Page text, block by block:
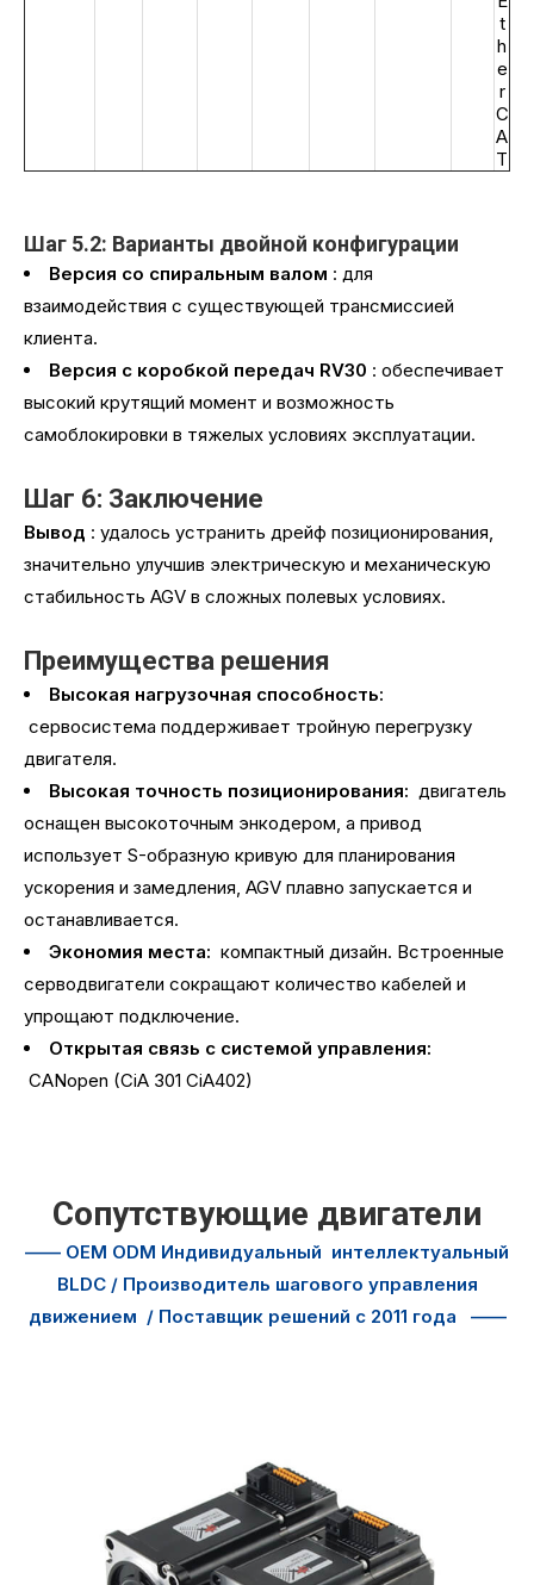
t
h
e
r
C
A
T
Шаг 5.2: Варианты двойной конфигурации
Версия со спиральным валом : для
взаимодействия с существующей трансмиссией
клиента.
Версия с коробкой передач RV30 : обеспечивает
высокий крутящий момент и возможность
самоблокировки в тяжелых условиях эксплуатации.
Шаг 6: Заключение
Вывод : удалось устранить дрейф позиционирования,
значительно улучшив электрическую и механическую
стабильность AGV в сложных полевых условиях.
Преимущества решения
Высокая нагрузочная способность:
сервосистема поддерживает тройную перегрузку
двигателя.
Высокая точность позиционирования: двигатель
оснащен высокоточным энкодером, а привод
использует S-образную кривую для планирования
ускорения и замедления, AGV плавно запускается и
останавливается.
Экономия места: компактный дизайн. Встроенные
серводвигатели сокращают количество кабелей и
упрощают подключение.
Открытая связь с системой управления:
CANopen (CiA 301 CiA402)
Сопутствующие двигатели
—— OEM ODM Индивидуальный интеллектуальный
BLDC / Производитель шагового управления
движением / Поставщик решений с 2011 года ——